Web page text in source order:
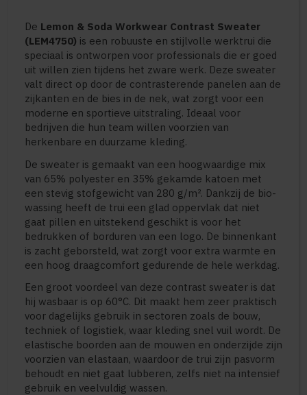
De Lemon & Soda Workwear Contrast Sweater
(LEM4750) is een robuuste en stijlvolle werktrui die
speciaal is ontworpen voor professionals die er goed
uit willen zien tijdens het zware werk. Deze sweater
valt direct op door de contrasterende panelen aan de
zijkanten en de bies in de nek, wat zorgt voor een
moderne en sportieve uitstraling. Ideaal voor
bedrijven die hun team willen voorzien van
herkenbare en duurzame kleding.
De sweater is gemaakt van een hoogwaardige mix
van 65% polyester en 35% gekamde katoen met
een stevig stofgewicht van 280 g/m². Dankzij de bio-
wassing heeft de trui een glad oppervlak dat niet
gaat pillen en uitstekend geschikt is voor het
bedrukken of borduren van een logo. De binnenkant
is zacht geborsteld, wat zorgt voor extra warmte en
een hoog draagcomfort gedurende de hele werkdag.
Een groot voordeel van deze contrast sweater is dat
hij wasbaar is op 60°C. Dit maakt hem zeer praktisch
voor dagelijks gebruik in sectoren zoals de bouw,
techniek of logistiek, waar kleding snel vuil wordt. De
elastische boorden aan de mouwen en onderzijde zijn
voorzien van elastaan, waardoor de trui zijn pasvorm
behoudt en niet gaat lubberen, zelfs niet na intensief
gebruik en veelvuldig wassen.